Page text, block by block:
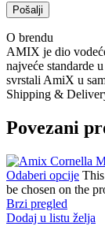
O brendu
AMIX je dio
najveće standarde
svrstali AmiX u
Shipping &
Povezani
Odaberi opcije
be chosen on the
Brzi pregled
Dodaj u listu želja